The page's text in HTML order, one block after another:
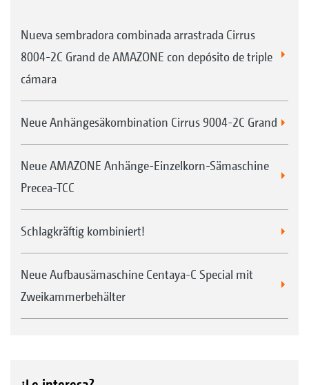
Nueva sembradora combinada arrastrada Cirrus
8004-2C Grand de AMAZONE con depósito de triple
cámara
Neue Anhängesäkombination Cirrus 9004-2C Grand
Neue AMAZONE Anhänge-Einzelkorn-Sämaschine
Precea-TCC
Schlagkräftig kombiniert!
Neue Aufbausämaschine Centaya-C Special mit
Zweikammerbehälter